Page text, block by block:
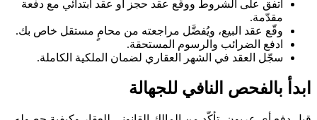
اتفق على الشروط ووقّع عقد حجز أو عقد ابتدائي مع دفعة
مقدّمة.
وقّع عقد البيع، ويُفضَّل مراجعته من محامٍ مستقل خاص بك.
ادفع الضرائب والرسوم المستحقة.
سجّل العقد في الشهر العقاري لضمان الملكية الكاملة.
ابدأ بالفحص النافي للجهالة